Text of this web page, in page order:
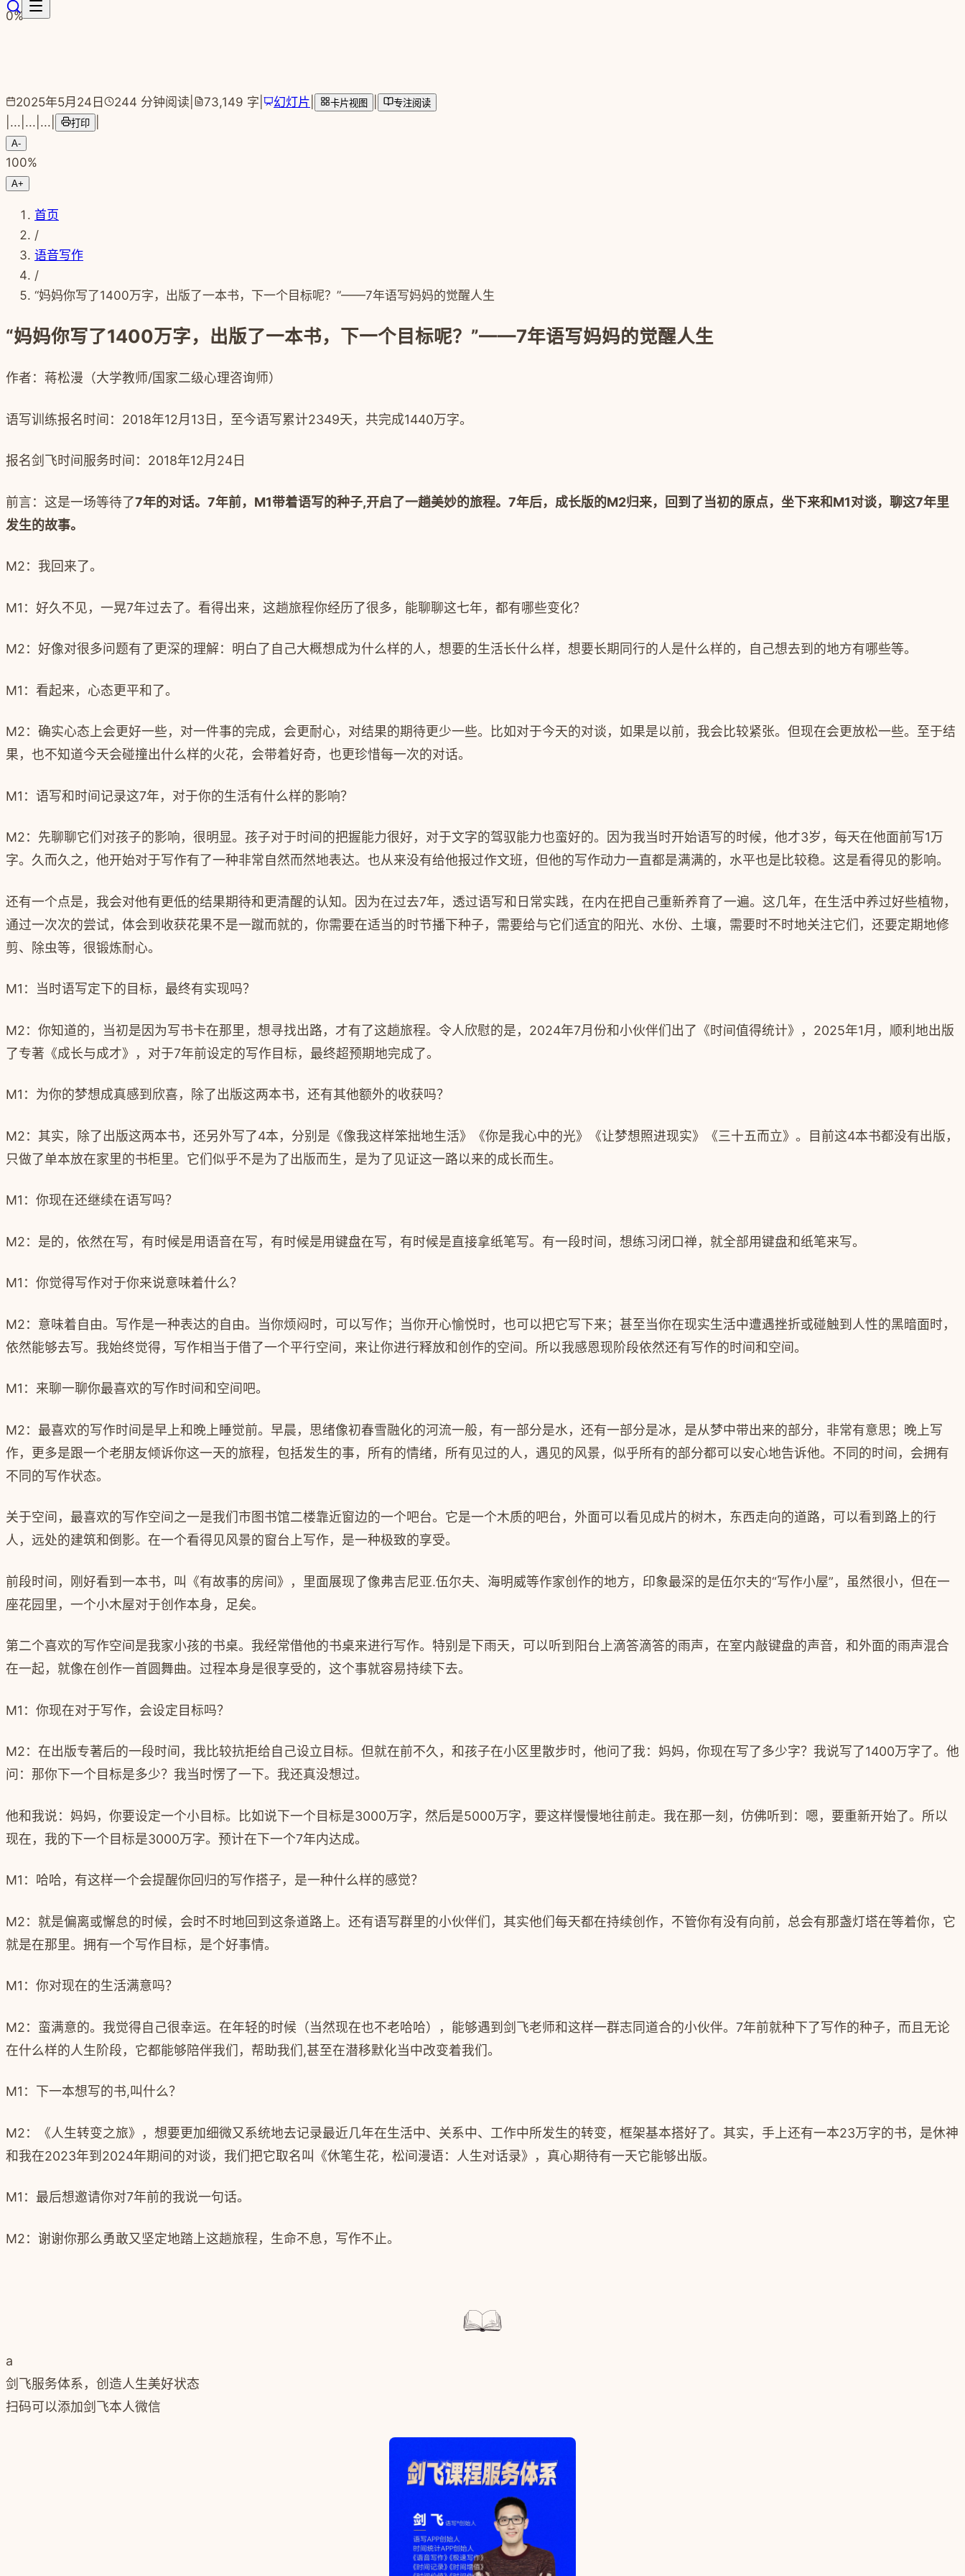
跳转到主要内容
0%
2025年5月24日 244 分钟阅读 73,149 字 幻灯片 卡片视图 专注阅读
... ... ... 打印
A-
100%
A+
首页
/
语音写作
/
“妈妈你写了1400万字，出版了一本书，下一个目标呢？”——7年语写妈妈的觉醒人生
“妈妈你写了1400万字，出版了一本书，下一个目标呢？”——7年语写妈妈的觉醒人生
作者：蒋松漫（大学教师/国家二级心理咨询师）
语写训练报名时间： 2018年12月 13日，至今语写累计2349天，共完成1440万字。
报名剑飞时间服务时间：2018年12月24日
前言：这是一场等待了7年的对话。 7年前， M1带着语写的种子,开启了一趟美妙的旅程。 7年后，成长版的M2归来，回到了当初的原点，坐下来和M1对谈，聊这7年里
发生的故事。
M2：我回来了。
M1 ：好久不见，一晃7年过去了。看得出来，这趟旅程你经历了很多，能聊聊这七年，都有哪些变化？
M2：好像对很多问题有了更深的理解：明白了自己大概想成为什么样的人，想要的生活长什么样，想要长期同行的人是什么样的，自己想去到的地方有哪些等。
M1 ：看起来，心态更平和了。
M2：确实心态上会更好一些，对一件事的完成，会更耐心，对结果的期待更少一些。比如对于今天的对谈，如果是以前，我会比较紧张。但现在会更放松一些。至于结
果，也不知道今天会碰撞出什么样的火花，会带着好奇，也更珍惜每一次的对话。
M1 ：语写和时间记录这7年，对于你的生活有什么样的影响？
M2：先聊聊它们对孩子的影响，很明显。孩子对于时间的把握能力很好，对于文字的驾驭能力也蛮好的。因为我当时开始语写的时候，他才3岁，每天在他面前写1万
字。久而久之，他开始对于写作有了一种非常自然而然地表达。也从来没有给他报过作文班，但他的写作动力一直都是满满的，水平也是比较稳。这是看得见的影响。
还有一个点是，我会对他有更低的结果期待和更清醒的认知。因为在过去7年，透过语写和日常实践，在内在把自己重新养育了一遍。这几年，在生活中养过好些植物，
通过一次次的尝试，体会到收获花果不是一蹴而就的，你需要在适当的时节播下种子，需要给与它们适宜的阳光、水份、土壤，需要时不时地关注它们，还要定期地修
剪、除虫等，很锻炼耐心。
M1 ：当时语写定下的目标，最终有实现吗？
M2：你知道的，当初是因为写书卡在那里，想寻找出路，才有了这趟旅程。令人欣慰的是， 2024年7月份和小伙伴们出了《时间值得统计》， 2025年1月，顺利地出版
了专著《成长与成才》，对于7年前设定的写作目标，最终超预期地完成了。
M1 ：为你的梦想成真感到欣喜，除了出版这两本书，还有其他额外的收获吗？
M2：其实，除了出版这两本书，还另外写了4本，分别是《像我这样笨拙地生活》《你是我心中的光》《让梦想照进现实》《三十五而立》。目前这4本书都没有出版，
只做了单本放在家里的书柜里。它们似乎不是为了出版而生，是为了见证这一路以来的成长而生。
M1： 你现在还继续在语写吗？
M2： 是的，依然在写，有时候是用语音在写，有时候是用键盘在写，有时候是直接拿纸笔写。有一段时间，想练习闭口禅，就全部用键盘和纸笔来写。
M1： 你觉得写作对于你来说意味着什么？
M2： 意味着自由。 写作是一种表达的自由。 当你烦闷时，可以写作；当你开心愉悦时，也可以把它写下来；甚至当你在现实生活中遭遇挫折或碰触到人性的黑暗面时，
依然能够去写。我始终觉得，写作相当于借了一个平行空间，来让你进行释放和创作的空间。所以我感恩现阶段依然还有写作的时间和空间。
M1： 来聊一聊你最喜欢的写作时间和空间吧。
M2： 最喜欢的写作时间是早上和晚上睡觉前。早晨，思绪像初春雪融化的河流一般，有一部分是水，还有一部分是冰，是从梦中带出来的部分，非常有意思；晚上写
作，更多是跟一个老朋友倾诉你这一天的旅程，包括发生的事，所有的情绪，所有见过的人，遇见的风景，似乎所有的部分都可以安心地告诉他。不同的时间，会拥有
不同的写作状态。
关于空间，最喜欢的写作空间之一是我们市图书馆二楼靠近窗边的一个吧台。它是一个木质的吧台，外面可以看见成片的树木，东西走向的道路，可以看到路上的行
人，远处的建筑和倒影。在一个看得见风景的窗台上写作，是一种极致的享受。
前段时间，刚好看到一本书，叫《有故事的房间》，里面展现了像弗吉尼亚.伍尔夫、海明威等作家创作的地方，印象最深的是伍尔夫的“写作小屋”，虽然很小，但在一
座花园里，一个小木屋对于创作本身，足矣。
第二个喜欢的写作空间是我家小孩的书桌。我经常借他的书桌来进行写作。特别是下雨天，可以听到阳台上滴答滴答的雨声，在室内敲键盘的声音，和外面的雨声混合
在一起，就像在创作一首圆舞曲。过程本身是很享受的，这个事就容易持续下去。
M1： 你现在对于写作，会设定目标吗？
M2： 在出版专著后的一段时间，我比较抗拒给自己设立目标。但就在前不久，和孩子在小区里散步时，他问了我：妈妈，你现在写了多少字？我说写了1400万字了。他
问：那你下一个目标是多少？我当时愣了一下。我还真没想过。
他和我说：妈妈，你要设定一个小目标。比如说下一个目标是3000万字，然后是5000万字，要这样慢慢地往前走。我在那一刻，仿佛听到：嗯，要重新开始了。所以
现在，我的下一个目标是3000万字。预计在下一个7年内达成。
M1： 哈哈，有这样一个会提醒你回归的写作搭子，是一种什么样的感觉？
M2：就是偏离或懈怠的时候，会时不时地回到这条道路上。还有语写群里的小伙伴们，其实他们每天都在持续创作，不管你有没有向前，总会有那盏灯塔在等着你，它
就是在那里。拥有一个写作目标，是个好事情。
M1 ：你对现在的生活满意吗？
M2：蛮满意的。我觉得自己很幸运。在年轻的时候（当然现在也不老哈哈），能够遇到剑飞老师和这样一群志同道合的小伙伴。 7年前就种下了写作的种子，而且无论
在什么样的人生阶段，它都能够陪伴我们，帮助我们 ,甚至在潜移默化当中改变着我们。
M1： 下一本想写的书,叫什么？
M2：《人生转变之旅》，想要更加细微又系统地去记录最近几年在生活中、关系中、工作中所发生的转变，框架基本搭好了。其实，手上还有一本23万字的书，是休神
和我在2023年到 2024年期间的对谈，我们把它取名叫《休笔生花，松间漫语：人生对话录》，真心期待有一天它能够出版。
M1 ：最后想邀请你对7年前的我说一句话。
M2：谢谢你那么勇敢又坚定地踏上这趟旅程， 生命不息，写作不止。
a
剑飞服务体系，创造人生美好状态
扫码可以添加剑飞本人微信